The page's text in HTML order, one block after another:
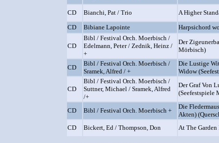
CD Bianchi, Pat / Trio
A Higher
CD
Bibiane Lapointe Harpsichord
CD
Bibl / Festival Orch. Moerbisch /
Edelmann, Peter / Zednik, Heinz /
+
Der
Mörbisch)
CD
Bibl / Festival Orch. Moerbisch /
Sramek, Alfred / +
Die Lustige
Widow
CD
Bibl / Festival Orch. Moerbisch /
Suttner, Michael / Sramek, Alfred
/+
Der Graf Von
(Seefestspiele
CD Bibl / Festival Orch. Moerbisch +
Die
Akten)
CD
Bickert, Ed / Thompson, Don At The Garden